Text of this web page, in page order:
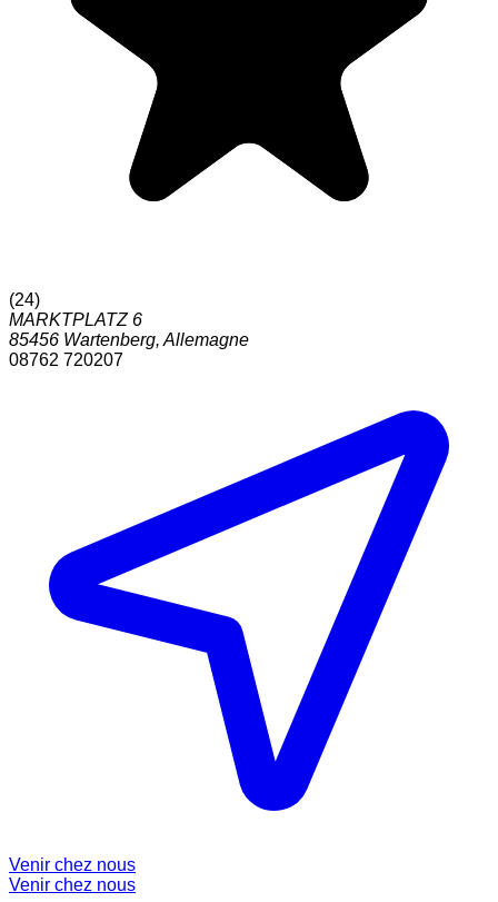
(24)
MARKTPLATZ 6
85456 Wartenberg,Allemagne
08762 720207
Venir chez nous
Venir chez nous